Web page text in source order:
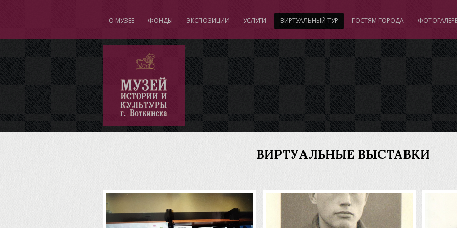
"
О МУЗЕЕ ФОНДЫ ЭКСПОЗИЦИИ УСЛУГИ ВИРТУАЛЬНЫЙ ТУР ГОСТЯМ ГОРОДА
ВИРТУАЛЬНЫЕ ВЫСТАВКИ